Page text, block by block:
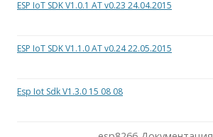
ESP IoT SDK V1.0.1 AT v0.23 24.04.2015
ESP IoT SDK V1.1.0 AT v0.24 22.05.2015
Esp Iot Sdk V1.3.0 15 08 08